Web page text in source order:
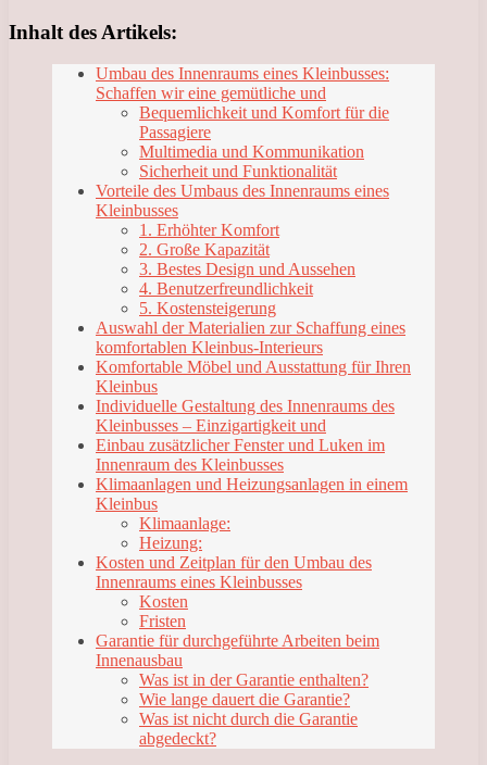
Inhalt des Artikels:
Umbau des Innenraums eines Kleinbusses:
Schaffen wir eine gemütliche und
Bequemlichkeit und Komfort für die
Passagiere
Multimedia und Kommunikation
Sicherheit und Funktionalität
Vorteile des Umbaus des Innenraums eines
Kleinbusses
1. Erhöhter Komfort
2. Große Kapazität
3. Bestes Design und Aussehen
4. Benutzerfreundlichkeit
5. Kostensteigerung
Auswahl der Materialien zur Schaffung eines
komfortablen Kleinbus-Interieurs
Komfortable Möbel und Ausstattung für Ihren
Kleinbus
Individuelle Gestaltung des Innenraums des
Kleinbusses – Einzigartigkeit und
Einbau zusätzlicher Fenster und Luken im
Innenraum des Kleinbusses
Klimaanlagen und Heizungsanlagen in einem
Kleinbus
Klimaanlage:
Heizung:
Kosten und Zeitplan für den Umbau des
Innenraums eines Kleinbusses
Kosten
Fristen
Garantie für durchgeführte Arbeiten beim
Innenausbau
Was ist in der Garantie enthalten?
Wie lange dauert die Garantie?
Was ist nicht durch die Garantie
abgedeckt?